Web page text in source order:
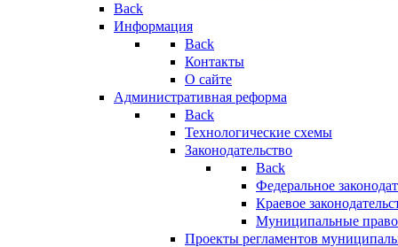
Back
Информация
Back
Контакты
О сайте
Административная реформа
Back
Технологические схемы
Законодательство
Back
Федеральное
Краевое
Муниципальные
Проекты регламентов